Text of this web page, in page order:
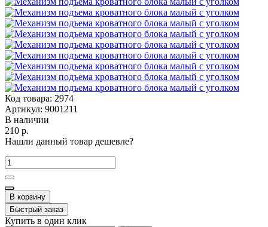
Код товара: 2974
Артикул: 9001211
В наличии
210 р.
Нашли данный товар дешевле?
В корзину
Быстрый заказ
Купить в один клик